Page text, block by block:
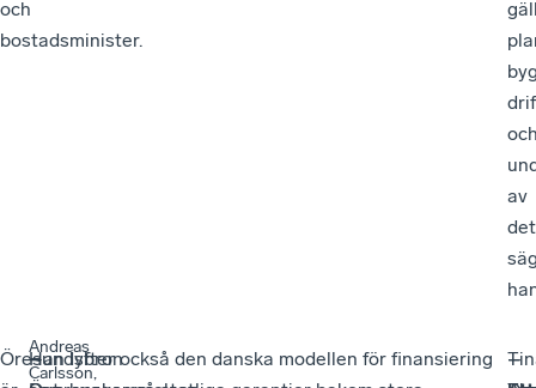
och
bostadsminister.
av
Öresundsbron
–
–
Andreas
Carlsson,
Han lyfter också den danska modellen för finansiering
–
–
–